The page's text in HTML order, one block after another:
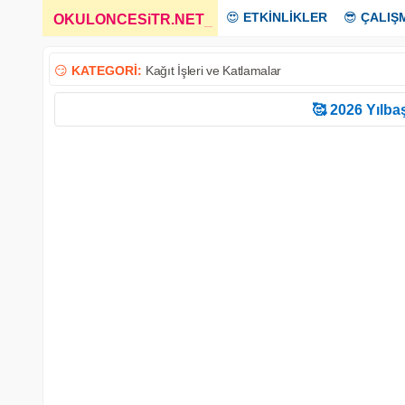
OKULONCESiTR.NET 😍 ETKİNLİKLER 😎
😏 KATEGORİ: Kağıt İşleri ve Katlamalar
🥰 2026